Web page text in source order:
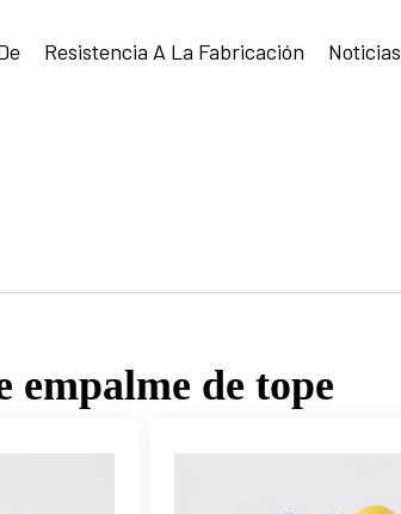
Resistencia A La Fabricación Noticias
empalme de tope